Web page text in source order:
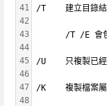
41
42
43
44
45
46
47
48
/T    建立目錄結
/T /E 會
/U    只複製已經
/K    複製檔案屬